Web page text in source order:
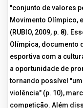
"conjunto de valores
Movimento Olímpico,
(RUBIO, 2009, p. 8).
Olímpica, documento
esportiva com a
a oportunidade de
tornando possível
violência" (p. 10),
competição. Além